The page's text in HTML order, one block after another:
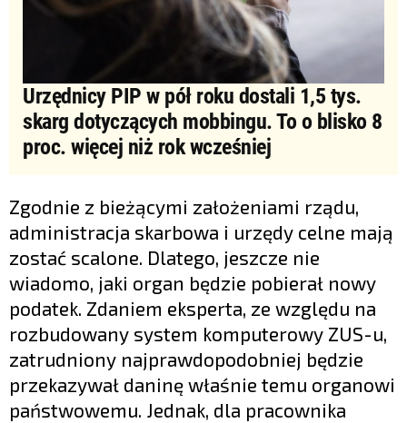
Urzędnicy PIP w pół roku dostali 1,5 tys.
skarg dotyczących mobbingu. To o blisko 8
proc. więcej niż rok wcześniej
Zgodnie z bieżącymi założeniami rządu,
administracja skarbowa i urzędy celne mają
zostać scalone. Dlatego, jeszcze nie
wiadomo, jaki organ będzie pobierał nowy
podatek. Zdaniem eksperta, ze względu na
rozbudowany system komputerowy ZUS-u,
zatrudniony najprawdopodobniej będzie
przekazywał daninę właśnie temu organowi
państwowemu. Jednak, dla pracownika